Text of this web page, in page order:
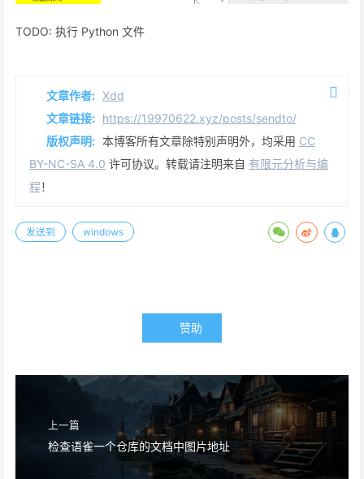
TODO: 执行 Python 文件
文章作者: Xdd
文章链接: https://19970622.xyz/posts/sendto/
版权声明: 本博客所有文章除特别声明外，均采用 CC
BY-NC-SA 4.0 许可协议。转载请注明来自 有限元分析与编
程！
发送到 windows
赞助
上一篇
检查语雀一个仓库的文档中图片地址